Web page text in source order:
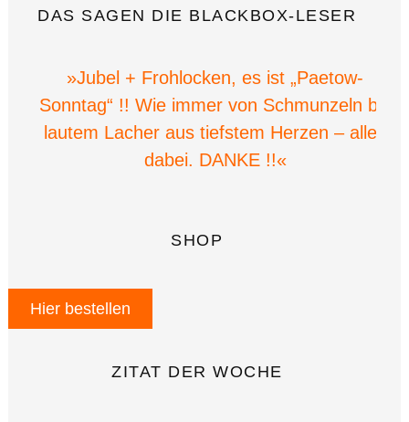
DAS SAGEN DIE BLACKBOX-LESER
»Jubel + Frohlocken, es ist „Paetow-
Sonntag“ !! Wie immer von Schmunzeln bis
lautem Lacher aus tiefstem Herzen – alles
dabei. DANKE !!«
SHOP
Hier bestellen
ZITAT DER WOCHE